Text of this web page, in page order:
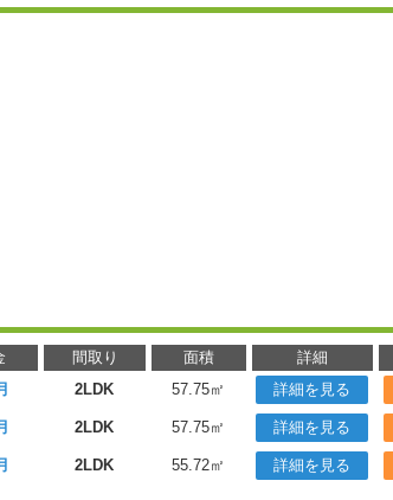
間取り 面積 詳細
2LDK 57.75㎡ 詳細を見る
2LDK 57.75㎡ 詳細を見る
2LDK 55.72㎡ 詳細を見る